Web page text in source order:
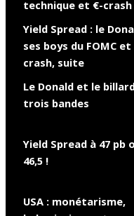
technique et €-crash
Yield Spread : le
ses boys du FOMC et
crash, suite
Le Donald et le
trois bandes
Yield Spread à 47 pb
46,5 !
USA : monétarisme,